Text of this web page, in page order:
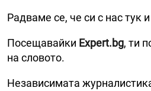
Радваме се, че си с нас тук и
Посещавайки Expert.bg, ти
на словото.
Независимата